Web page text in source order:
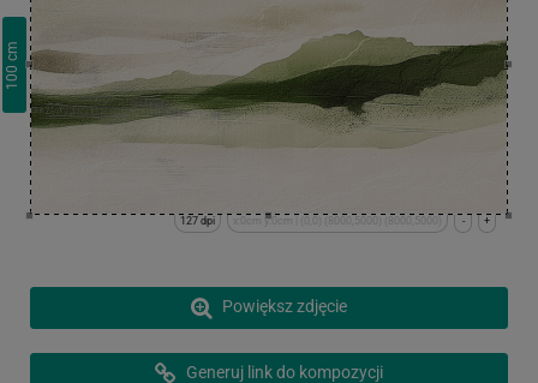
100
cm
+
-
x:0cm y:0cm | (0,0) (8000,5000) (8000,5000)
127 dpi
Powiększ zdjęcie
Generuj link do kompozycji